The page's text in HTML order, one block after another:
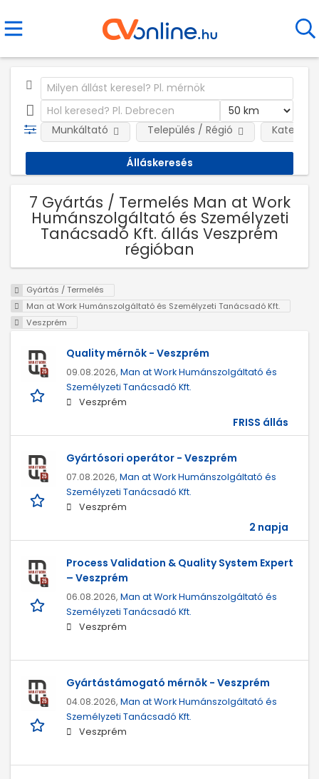
Munkáltató Település / Régió
7 Gyártás / Termelés Man at Work
Humánszolgáltató és Személyzeti
Tanácsadó Kft. állás Veszprém
régióban
Gyártás / Termelés
Man at Work Humánszolgáltató és Személyzeti Tanácsadó Kft.
Veszprém
Quality mérnök - Veszprém
09.08.2026, Man at Work Humánszolgáltató és
Személyzeti Tanácsadó Kft.
Veszprém
FRISS állás
Gyártósori operátor - Veszprém
07.08.2026, Man at Work Humánszolgáltató és
Személyzeti Tanácsadó Kft.
Veszprém
2 napja
Process Validation & Quality System Expert
– Veszprém
06.08.2026, Man at Work Humánszolgáltató és
Személyzeti Tanácsadó Kft.
Veszprém
Gyártástámogató mérnök - Veszprém
04.08.2026, Man at Work Humánszolgáltató és
Személyzeti Tanácsadó Kft.
Veszprém